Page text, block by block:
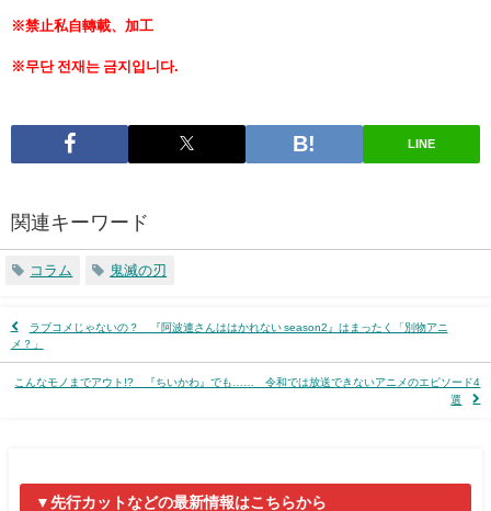
※禁止私自轉載、加工
※무단 전재는 금지입니다.
LINE
関連キーワード
コラム 鬼滅の刃
ラブコメじゃないの？ 『阿波連さんははかれない season2』はまったく「別物アニ
メ？」
こんなモノまでアウト!? 『ちいかわ』でも…… 令和では放送できないアニメのエピソード4
選
▼先行カットなどの最新情報はこちらから